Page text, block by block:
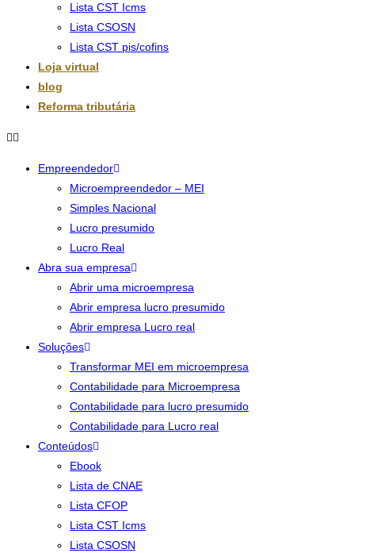
Lista CST Icms
Lista CSOSN
Lista CST pis/cofins
Loja virtual
blog
Reforma tributária
Empreendedor
Microempreendedor – MEI
Simples Nacional
Lucro presumido
Lucro Real
Abra sua empresa
Abrir uma microempresa
Abrir empresa lucro presumido
Abrir empresa Lucro real
Soluções
Transformar MEI em microempresa
Contabilidade para Microempresa
Contabilidade para lucro presumido
Contabilidade para Lucro real
Conteúdos
Ebook
Lista de CNAE
Lista CFOP
Lista CST Icms
Lista CSOSN